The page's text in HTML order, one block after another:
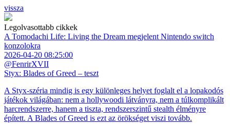
vissza
Legolvasottabb cikkek
A Tomodachi Life: Living the Dream megjelent Nintendo switch
konzolokra
2026-04-20 08:25:00
@FenrirXVII
Styx: Blades of Greed – teszt
A Styx-széria mindig is egy különleges helyet foglalt el a lopakodós
játékok világában: nem a hollywoodi látványra, nem a túlkomplikált
harcrendszerre, hanem a tiszta, rendszerszintű stealth élményre
épített. A Blades of Greed is ezt az örökséget viszi tovább.